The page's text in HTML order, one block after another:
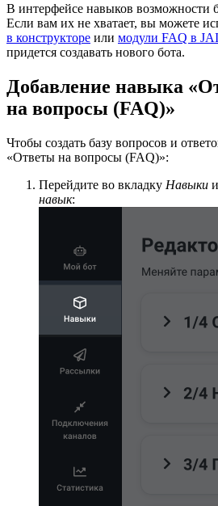
В интерфейсе навыков возможности
Если вам их не хватает, вы можете
в конструкторе или модули FAQ в
придется создавать нового бота.
Добавление навыка
на вопросы (FAQ)»
Чтобы создать базу вопросов и
«Ответы на вопросы (FAQ)»:
Перейдите во вкладку Навыки
навык: